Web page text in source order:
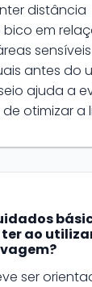
distância
em
antes do
ajuda a
otimizar a
ao
ser